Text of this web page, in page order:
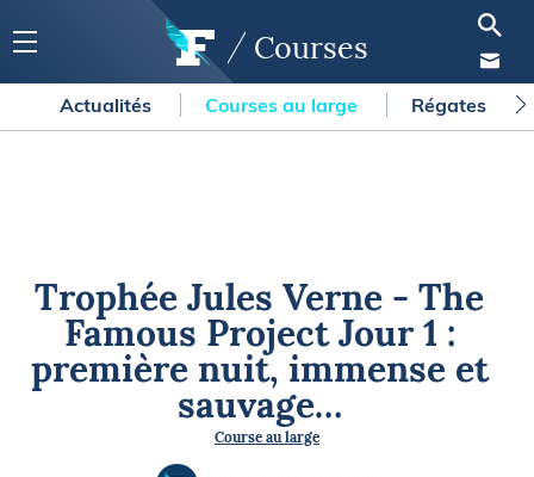
Courses
Actualités Courses au large Régates
Trophée Jules Verne - The
Famous Project Jour 1 :
première nuit, immense et
sauvage…
Course au large